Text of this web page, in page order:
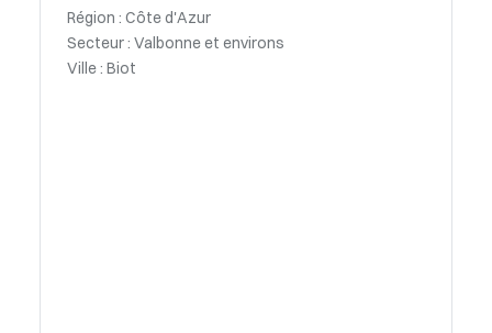
Région : Côte d'Azur
Secteur : Valbonne et environs
Ville : Biot